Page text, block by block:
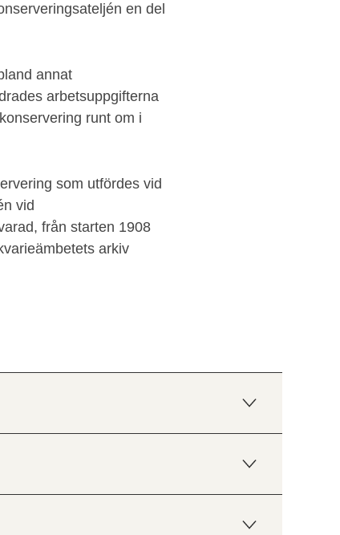
en del
annat
arbetsuppgifterna
runt om i
som utfördes vid
vid
från starten 1908
arkiv